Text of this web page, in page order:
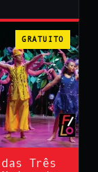
GRATUITO
Três